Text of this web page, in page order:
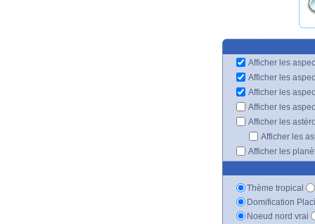
Afficher les
Afficher les
Afficher les
Afficher les
Afficher les
Afficher les
Afficher les
Thème tropical
Domification
Noeud nord vrai